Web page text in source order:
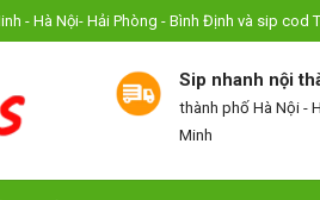
- Hà Nội- Hải Phòng - Bình Định và sip cod
Sip nhanh nội
thành phố Hà Nội -
Minh